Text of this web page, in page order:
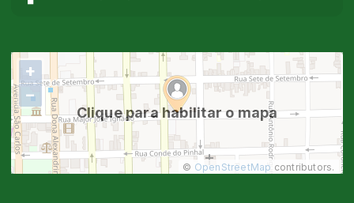
Clique para habilitar o mapa
+
−
© OpenStreetMap contributors.